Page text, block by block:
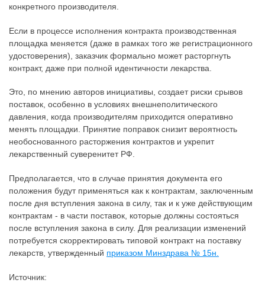
конкретного производителя.
Если в процессе исполнения контракта производственная
площадка меняется (даже в рамках того же регистрационного
удостоверения), заказчик формально может расторгнуть
контракт, даже при полной идентичности лекарства.
Это, по мнению авторов инициативы, создает риски срывов
поставок, особенно в условиях внешнеполитического
давления, когда производителям приходится оперативно
менять площадки. Принятие поправок снизит вероятность
необоснованного расторжения контрактов и укрепит
лекарственный суверенитет РФ.
Предполагается, что в случае принятия документа его
положения будут применяться как к контрактам, заключенным
после дня вступления закона в силу, так и к уже действующим
контрактам - в части поставок, которые должны состояться
после вступления закона в силу. Для реализации изменений
потребуется скорректировать типовой контракт на поставку
лекарств, утвержденный приказом Минздрава № 15н.
Источник: